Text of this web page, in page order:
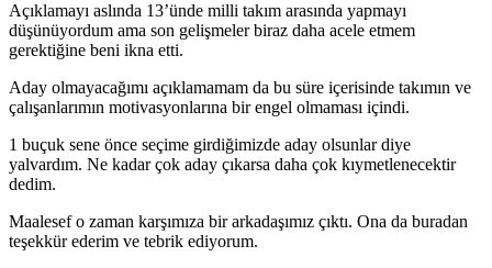
Açıklamayı aslında 13’ünde milli takım arasında yapmayı
düşünüyordum ama son gelişmeler biraz daha acele etmem
gerektiğine beni ikna etti.
Aday olmayacağımı açıklamamam da bu süre içerisinde takımın ve
çalışanlarımın motivasyonlarına bir engel olmaması içindi.
1 buçuk sene önce seçime girdiğimizde aday olsunlar diye
yalvardım. Ne kadar çok aday çıkarsa daha çok kıymetlenecektir
dedim.
Maalesef o zaman karşımıza bir arkadaşımız çıktı. Ona da buradan
teşekkür ederim ve tebrik ediyorum.